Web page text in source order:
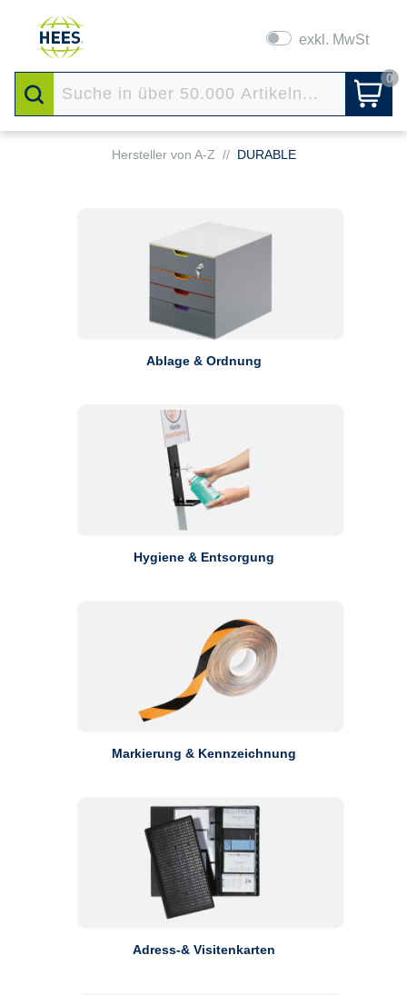
exkl. MwSt
0
Hersteller von A-Z // DURABLE
Ablage & Ordnung
Hygiene & Entsorgung
Markierung & Kennzeichnung
Adress-& Visitenkarten